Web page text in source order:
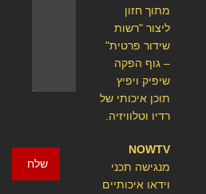
שלח
מתוך חזון
ליצור "רשות
שידור פרטית"
– גוף הפקה
שיפיק ויפיץ
תוכן איכותי של
רדיו וטלוויזיה.
NOWTV
מנגישה תכני
וידאו איכותיים